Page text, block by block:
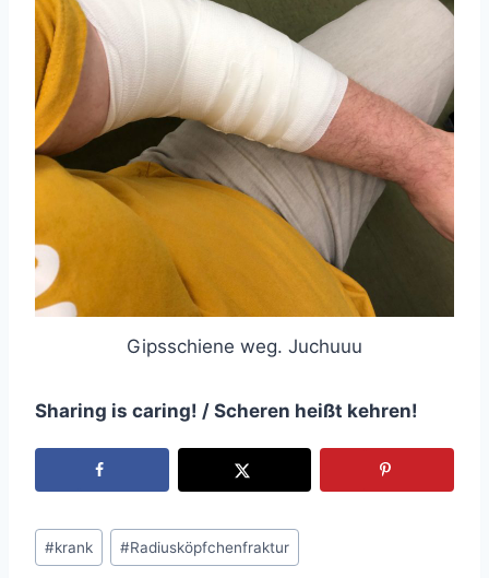
Gipsschiene weg. Juchuuu
Sharing is caring! / Scheren heißt kehren!
Schlagworte:
#krank #Radiusköpfchenfraktur